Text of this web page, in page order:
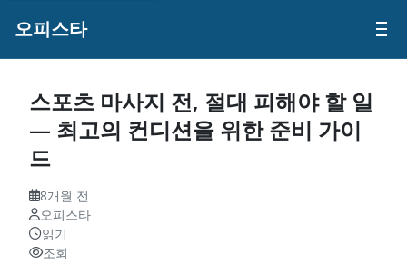
오피스타
스포츠 마사지 전, 절대 피해야 할 일
— 최고의 컨디션을 위한 준비 가이
드
8개월 전
오피스타
읽기
조회